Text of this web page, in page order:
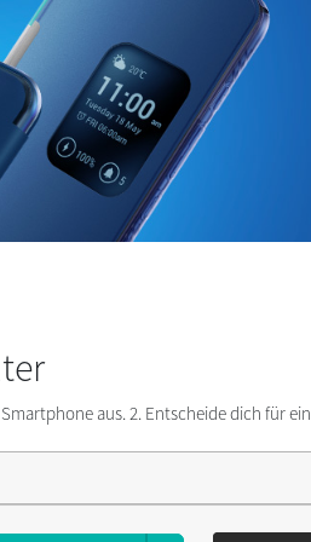
aus. 2. Entscheide dich für